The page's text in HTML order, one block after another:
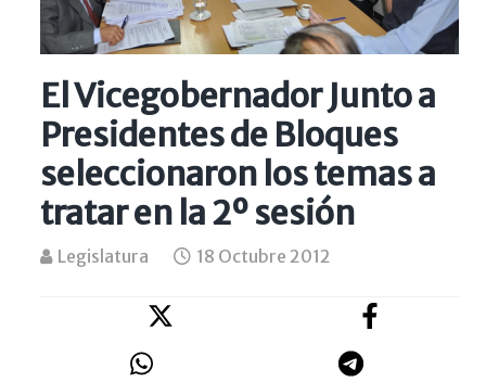
El Vicegobernador Junto a
Presidentes de Bloques
seleccionaron los temas a
tratar en la 2º sesión
Legislatura 18 Octubre 2012